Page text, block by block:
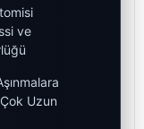
ve
Çok Uzun